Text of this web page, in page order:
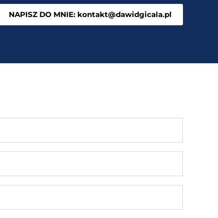
NAPISZ DO MNIE: kontakt@dawidgicala.pl